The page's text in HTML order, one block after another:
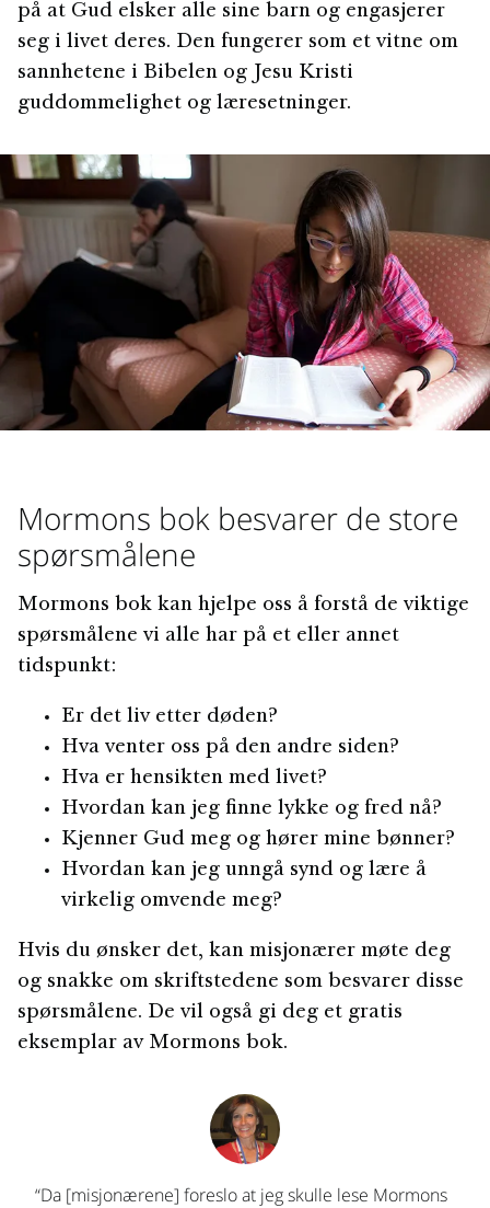
på at Gud elsker alle sine barn og engasjerer
seg i livet deres. Den fungerer som et vitne om
sannhetene i Bibelen og Jesu Kristi
guddommelighet og læresetninger.
Mormons bok besvarer de store
spørsmålene
Mormons bok kan hjelpe oss å forstå de viktige
spørsmålene vi alle har på et eller annet
tidspunkt:
Er det liv etter døden?
Hva venter oss på den andre siden?
Hva er hensikten med livet?
Hvordan kan jeg finne lykke og fred nå?
Kjenner Gud meg og hører mine bønner?
Hvordan kan jeg unngå synd og lære å
virkelig omvende meg?
Hvis du ønsker det, kan misjonærer møte deg
og snakke om skriftstedene som besvarer disse
spørsmålene. De vil også gi deg et gratis
eksemplar av Mormons bok.
“Da [misjonærene] foreslo at jeg skulle lese Mormons